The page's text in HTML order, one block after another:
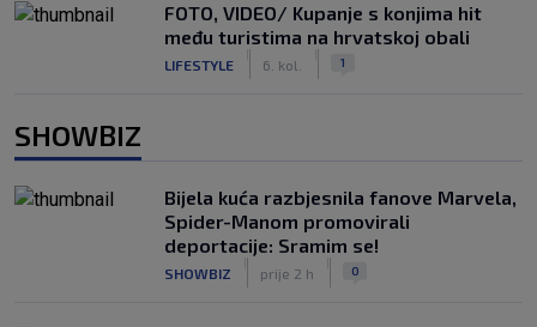
FOTO, VIDEO/ Kupanje s konjima hit
među turistima na hrvatskoj obali
LIFESTYLE 6. kol. 1
SHOWBIZ
Bijela kuća razbjesnila fanove Marvela,
Spider-Manom promovirali
deportacije: Sramim se!
SHOWBIZ prije 2 h 0